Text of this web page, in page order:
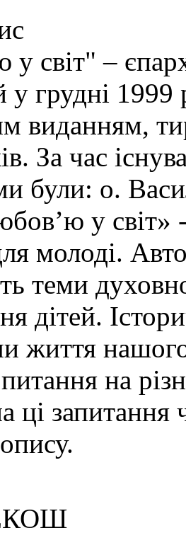
у світ" –
у грудні
виданням,
За час
були: о.
у світ»
молоді.
теми
дітей.
життя
на
ці